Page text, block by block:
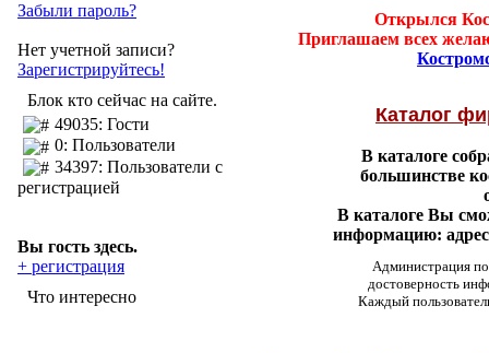
Забыли пароль?
Нет учетной записи?
Зарегистрируйтесь!
Блок кто сейчас на сайте.
49035: Гости
0: Пользователи
34397: Пользователи с
регистрацией
Вы гость здесь.
+ регистрация
Что интересно
Открылся
Приглашаем всех
Каталог
В каталоге
большинстве
В каталоге Вы
информацию:
Администрация
достоверность
Каждый